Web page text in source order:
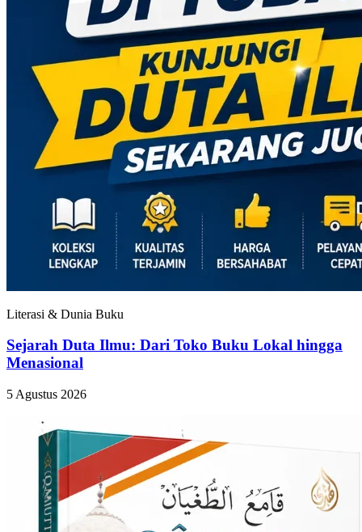
Literasi & Dunia Buku
Sejarah Duta Ilmu: Dari Toko Buku Lokal hingga
Menasional
5 Agustus 2026